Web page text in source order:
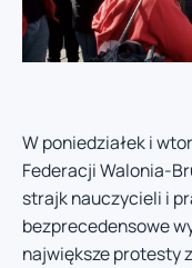
W poniedziałek i
Federacji Walonia-
strajk nauczycieli i
bezprecedensowe
największe protesty